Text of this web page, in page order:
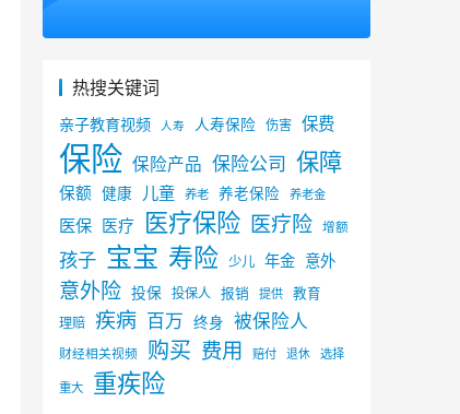
热搜关键词
亲子教育视频 人寿 人寿保险 伤害 保费
保险 保险产品 保险公司 保障
保额 健康 儿童 养老 养老保险 养老金
医保 医疗 医疗保险 医疗险 增额
孩子 宝宝 寿险 少儿 年金 意外
意外险 投保 投保人 报销 提供
教育
理赔 疾病 百万 终身 被保险人
财经相关视频 购买 费用 赔付 退休 选择
重大 重疾险